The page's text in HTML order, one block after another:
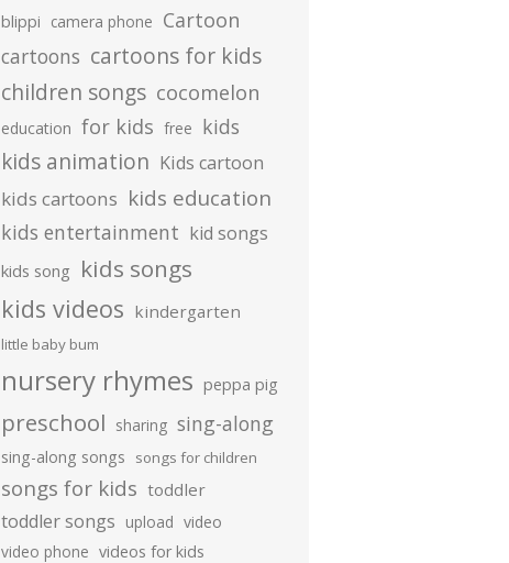
blippi camera phone Cartoon
cartoons cartoons for kids
children songs cocomelon
education for kids free kids
kids animation Kids cartoon
kids cartoons kids education
kids entertainment kid songs
kids song kids songs
kids videos kindergarten
little baby bum
nursery rhymes peppa pig
preschool sharing sing-along
sing-along songs songs for children
songs for kids toddler
toddler songs upload video
video phone videos for kids